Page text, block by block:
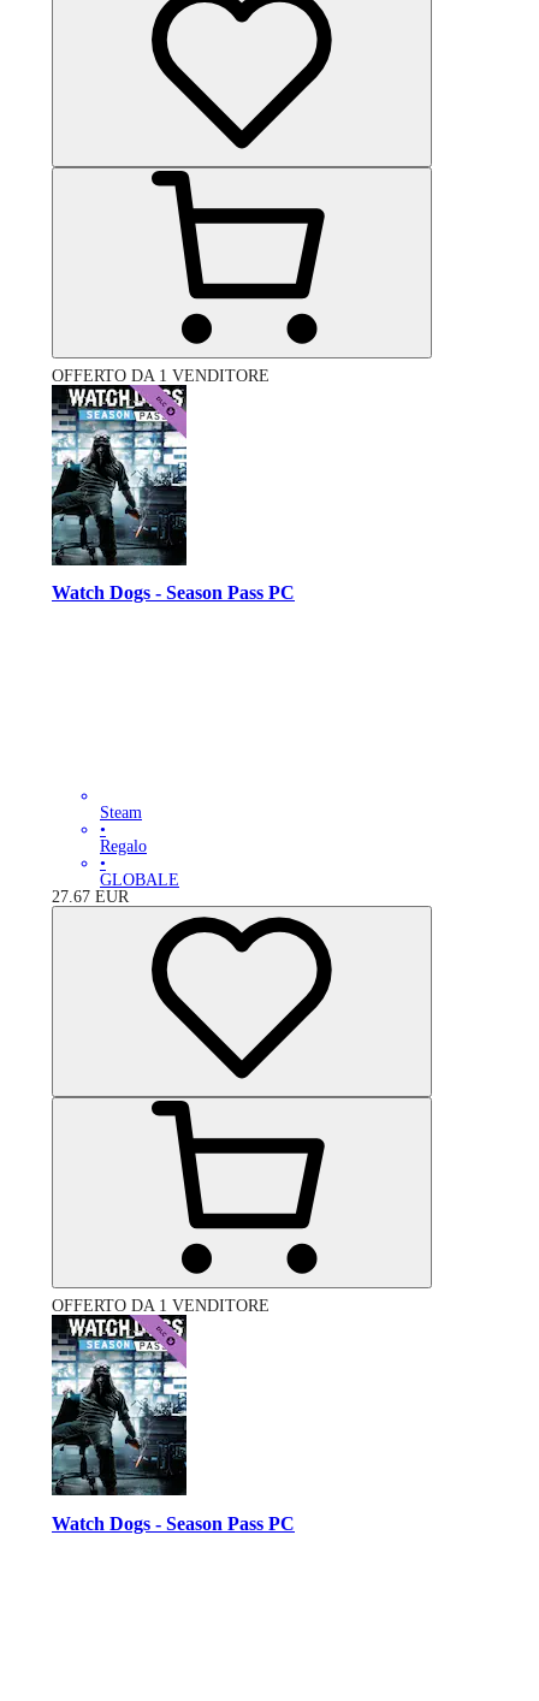
OFFERTO DA 1 VENDITORE
Watch Dogs - Season Pass PC
Steam
•
Regalo
•
GLOBALE
27.67 EUR
OFFERTO DA 1 VENDITORE
Watch Dogs - Season Pass PC